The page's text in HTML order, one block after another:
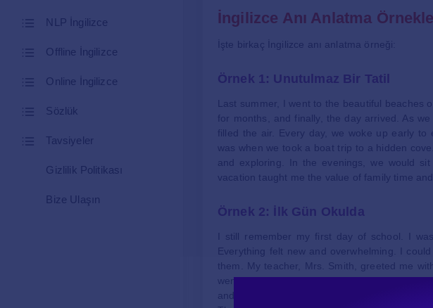
NLP İngilizce
Offline İngilizce
Online İngilizce
Sözlük
Tavsiyeler
Gizlilik Politikası
Bize Ulaşın
İngilizce Anı Anlatma
İşte birkaç İngilizce anı anlatma örneği:
Örnek 1: Unutulmaz Bir Tatil
Last summer, I went to the beautiful beaches
for months, and finally, the day arrived. As
filled the air. Every day, we woke up early
was when we took a boat trip to a hidden
and exploring. In the evenings, we would
vacation taught me the value of family time
Örnek 2: İlk Gün Okulda
I still remember my first day of school. I
Everything felt new and overwhelming. I
them. My teacher, Mrs. Smith, greeted me
went on, I met a girl named Sarah, and we
and talked about our favorite cartoons. By the